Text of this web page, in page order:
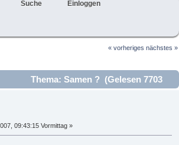
Suche Einloggen
« vorheriges nächstes »
Thema: Samen ? (Gelesen 7703
09:43:15 Vormittag »